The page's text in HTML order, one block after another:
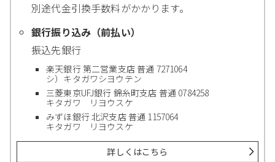
別途代金引換手数料がかかります。
銀行振り込み（前払い）
振込先銀行
楽天銀行 第二営業支店 普通 7271064
シ）キタガワシヨウテン
三菱東京UFJ銀行 錦糸町支店 普通 0784258
キタガワ リヨウスケ
みずほ銀行 北沢支店 普通 1157064
キタガワ リヨウスケ
詳しくはこちら